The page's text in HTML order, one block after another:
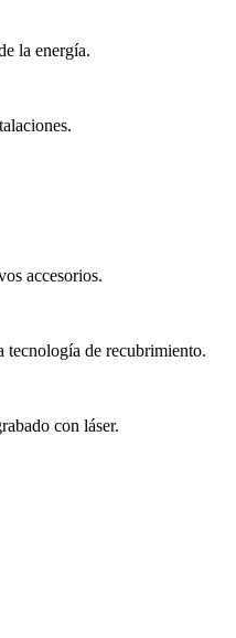
la energía.
accesorios.
tecnología de recubrimiento.
con láser.